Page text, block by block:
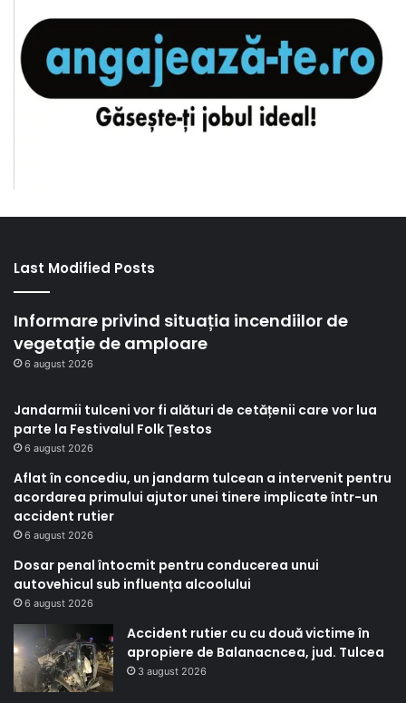
Last Modified Posts
Informare privind situația incendiilor de
vegetație de amploare
6 august 2026
Jandarmii tulceni vor fi alături de cetățenii care vor lua
parte la Festivalul Folk Țestos
6 august 2026
Aflat în concediu, un jandarm tulcean a intervenit pentru
acordarea primului ajutor unei tinere implicate într-un
accident rutier
6 august 2026
Dosar penal întocmit pentru conducerea unui
autovehicul sub influența alcoolului
6 august 2026
Accident rutier cu cu două victime în
apropiere de Balanacncea, jud. Tulcea
3 august 2026